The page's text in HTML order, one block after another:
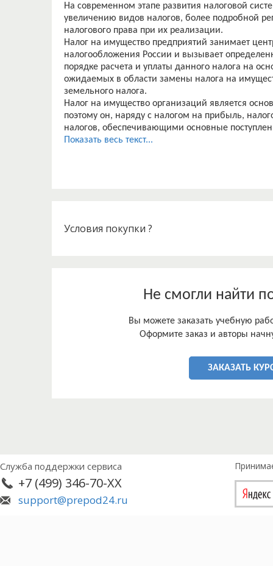
На современном этапе развития налоговой
увеличению видов налогов, более подробной
налогового права при их реализации.
Налог на имущество предприятий занимает
налогообложения России и вызывает
порядке расчета и уплаты данного налога на
ожидаемых в области замены налога на
земельного налога.
Налог на имущество организаций является
поэтому он, наряду с налогом на прибыль,
налогов, обеспечивающими основные
особого подхода при его рассмотрении [11].
разработка путей их устранения в
Для достижения цели работы необходимо
• порядок применения налоговых льгот по
• изучить порядок исчисления и уплаты налога
энергетическая компания»».
Основными информационными источниками
вопросам налогообложения, в том числе в
«Налоговый вестник», и интернет портал
Показать весь текст...
Условия покупки ?
Не смогли найти
Вы можете заказать учебную
Оформите заказ и авторы
ЗАКАЗАТЬ
Служба поддержки сервиса
+7 (499) 346-70-XX
support@prepod24.ru